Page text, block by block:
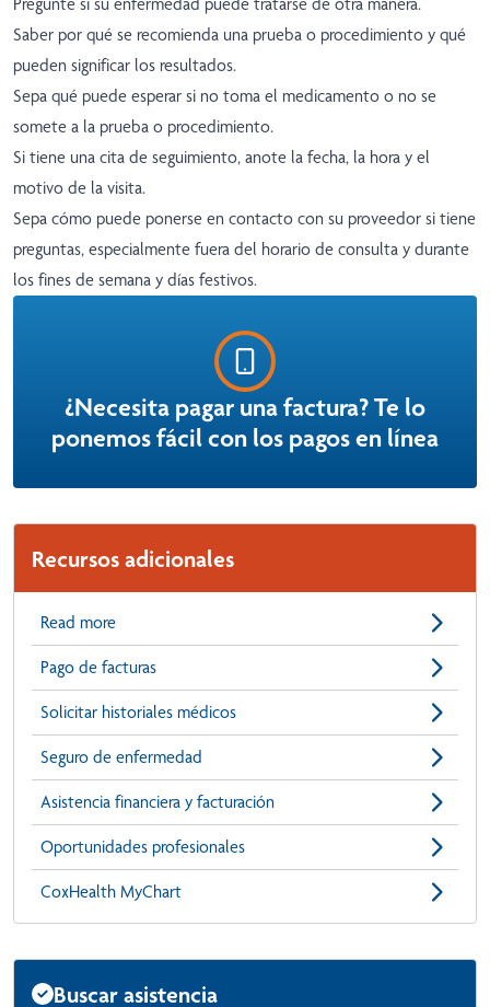
Saber por qué se recomienda una prueba o procedimiento y qué
pueden significar los resultados.
Sepa qué puede esperar si no toma el medicamento o no se
somete a la prueba o procedimiento.
Si tiene una cita de seguimiento, anote la fecha, la hora y el
motivo de la visita.
Sepa cómo puede ponerse en contacto con su proveedor si tiene
preguntas, especialmente fuera del horario de consulta y durante
los fines de semana y días festivos.
¿Necesita pagar una factura? Te lo
ponemos fácil con los pagos en línea
Recursos adicionales
Read more
Pago de facturas
Solicitar historiales médicos
Seguro de enfermedad
Asistencia financiera y facturación
Oportunidades profesionales
CoxHealth MyChart
Buscar asistencia